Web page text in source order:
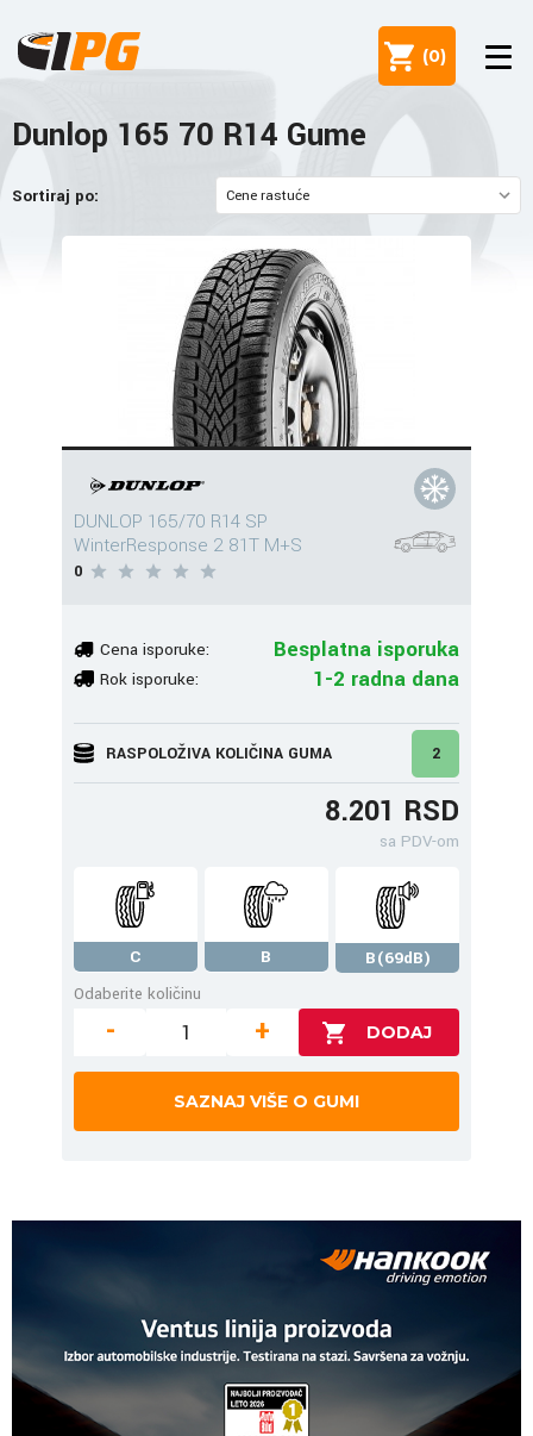
(0)
Dunlop 165 70 R14 Gume
Sortiraj po:
DUNLOP 165/70 R14 SP
WinterResponse 2 81T M+S
0
Cena isporuke: Besplatna isporuka
Rok isporuke: 1-2 radna dana
RASPOLOŽIVA KOLIČINA GUMA 2
8.201 RSD
sa PDV-om
C B
B(69dB)
Odaberite količinu
- +
SAZNAJ VIŠE O GUMI